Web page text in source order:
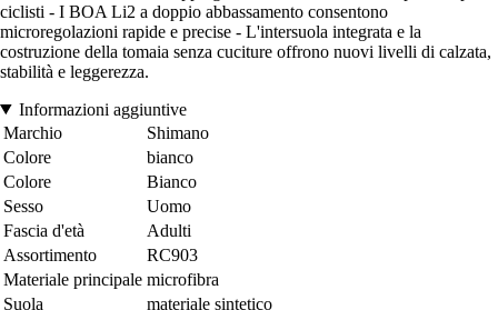
ciclisti - I BOA Li2 a doppio abbassamento consentono
microregolazioni rapide e precise - L'intersuola integrata e la
costruzione della tomaia senza cuciture offrono nuovi livelli di calzata,
stabilità e leggerezza.
Informazioni aggiuntive
Marchio
Shimano
Colore
bianco
Colore
Bianco
Sesso
Uomo
Fascia d'età
Adulti
Assortimento
RC903
Materiale principale microfibra
Suola
materiale sintetico